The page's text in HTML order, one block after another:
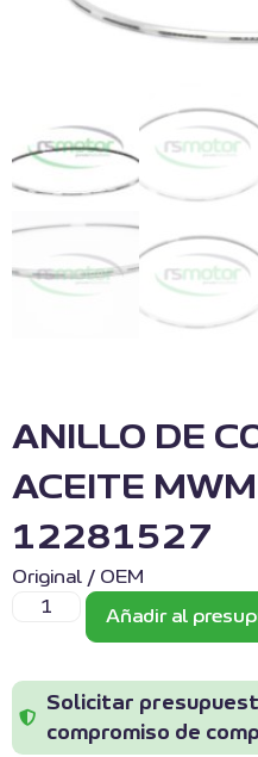
ANILLO DE
ACEITE
12281527
Original / OEM
Añadir al
Solicitar
compromiso de